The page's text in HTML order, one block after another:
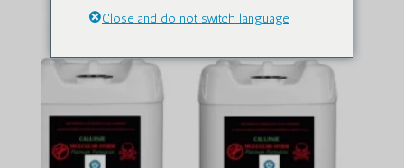
លក់! Close and do not switch language